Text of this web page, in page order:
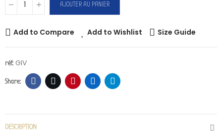
AJOUTER AU PANIER
Add to Compare Add to Wishlist Size Guide
réf: GIV
DESCRIPTION